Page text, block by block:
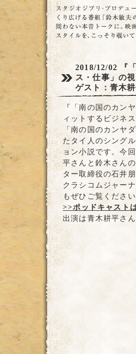
2018/12/02
『
ス・仕事」の
ゲスト：青木
『「南の国のカン
ィットするビジネ
「南の国のカンヤ
たタイ人のシング
ョン小説です。今
平さんと鈴木さん
ター取締役の石井
クラシコムジャー
もぜひご覧ください
>>ポッドキャスト
出演は青木耕平さ